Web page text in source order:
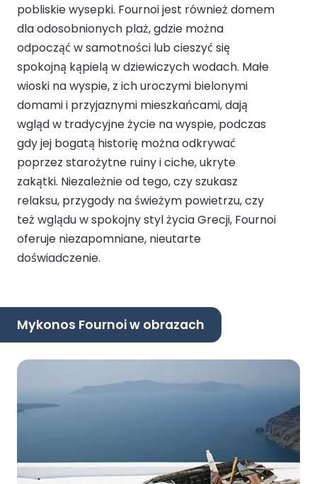
pobliskie wysepki. Fournoi jest również domem
dla odosobnionych plaż, gdzie można
odpocząć w samotności lub cieszyć się
spokojną kąpielą w dziewiczych wodach. Małe
wioski na wyspie, z ich uroczymi bielonymi
domami i przyjaznymi mieszkańcami, dają
wgląd w tradycyjne życie na wyspie, podczas
gdy jej bogatą historię można odkrywać
poprzez starożytne ruiny i ciche, ukryte
zakątki. Niezależnie od tego, czy szukasz
relaksu, przygody na świeżym powietrzu, czy
też wglądu w spokojny styl życia Grecji, Fournoi
oferuje niezapomniane, nieutarte
doświadczenie.
Mykonos Fournoi w obrazach